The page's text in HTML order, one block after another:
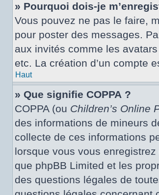
» Pourquoi dois-je
Vous pouvez ne pas le faire,
pour poster des messages.
aux invités comme les
etc. La création d’un compte
Haut
» Que signifie COPPA ?
COPPA (ou Children’s Online
des informations de mineurs
collecte de ces informations
lorsque vous vous
que phpBB Limited et les
des questions légales de